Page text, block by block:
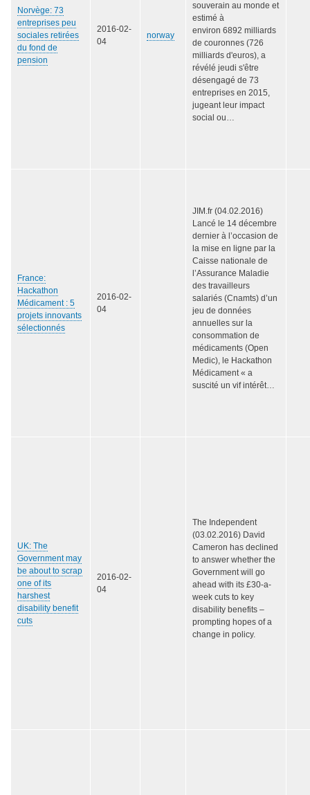
Norvège: 73
entreprises peu
sociales retirées
du fond de
pension
2016-02-
04
norway
souverain au monde et
estimé à
environ 6892 milliards
de couronnes (726
milliards d'euros), a
révélé jeudi s'être
désengagé de 73
entreprises en 2015,
jugeant leur impact
social ou…
France:
Hackathon
Médicament : 5
projets innovants
sélectionnés
2016-02-
04
JIM.fr (04.02.2016)
Lancé le 14 décembre
dernier à l’occasion de
la mise en ligne par la
Caisse nationale de
l’Assurance Maladie
des travailleurs
salariés (Cnamts) d’un
jeu de données
annuelles sur la
consommation de
médicaments (Open
Medic), le Hackathon
Médicament « a
suscité un vif intérêt…
UK: The
Government may
be about to scrap
one of its
harshest
disability benefit
cuts
2016-02-
04
The Independent
(03.02.2016) David
Cameron has declined
to answer whether the
Government will go
ahead with its £30-a-
week cuts to key
disability benefits –
prompting hopes of a
change in policy.